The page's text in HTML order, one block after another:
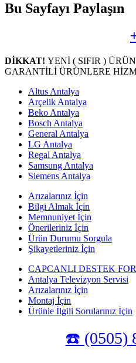
Bu Sayfayı Paylaşın
DİKKAT! YENİ ( SIFIR )
GARANTİLİ ÜRÜNLERE
Altus Antalya
Arçelik Antalya
Beko Antalya
Bosch Antalya
General Antalya
LG Antalya
Regal Antalya
Samsung Antalya
Siemens Antalya
Arızalarınız İçin
Bilgi Almak İçin
Memnuniyet İçin
Önerileriniz İçin
Ürün Durumu Sorgula
Şikayetleriniz İçin
CAPCANLI DESTEK
Antalya Televizyon Servisi
Arızalarınız İçin
Montaj İçin
Ürünle İlgili Sorularınız İçin
☎️ (0505)